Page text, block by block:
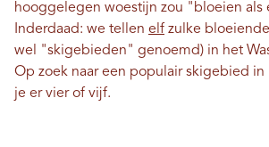
hooggelegen woestijn zou "bloeien als
Inderdaad: we tellen elf zulke
wel "skigebieden" genoemd) in het
Op zoek naar een populair skigebied in
je er vier of vijf.